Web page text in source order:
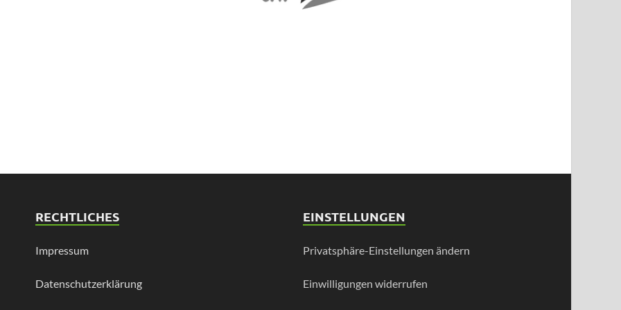
RECHTLICHES
Impressum
Datenschutzerklärung
EINSTELLUNGEN
Privatsphäre-Einstellungen ändern
Einwilligungen widerrufen